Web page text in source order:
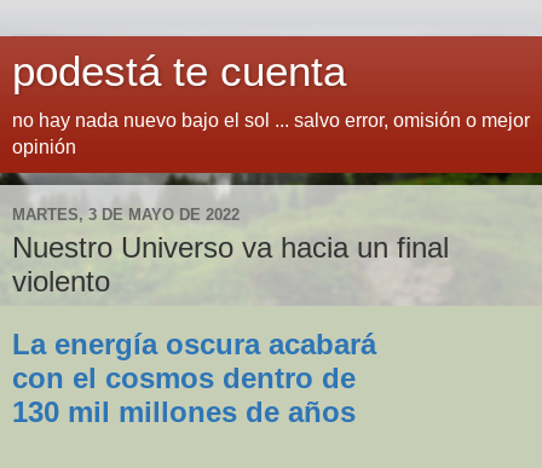
podestá te cuenta
no hay nada nuevo bajo el sol ... salvo error, omisión o mejor
opinión
MARTES, 3 DE MAYO DE 2022
Nuestro Universo va hacia un final
violento
La energía oscura acabará
con el cosmos dentro de
130 mil millones de años